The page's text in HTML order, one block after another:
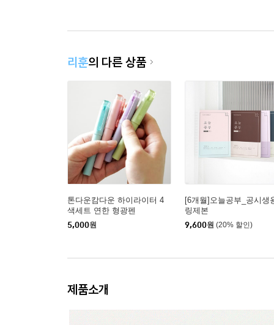
리훈의 다른 상품
톤다운캄다운 하이라이터 4
색세트 연한 형광펜
5,000원
[6개월]오늘공부_공시생
링제본
9,600원 (20% 할인)
제품소개